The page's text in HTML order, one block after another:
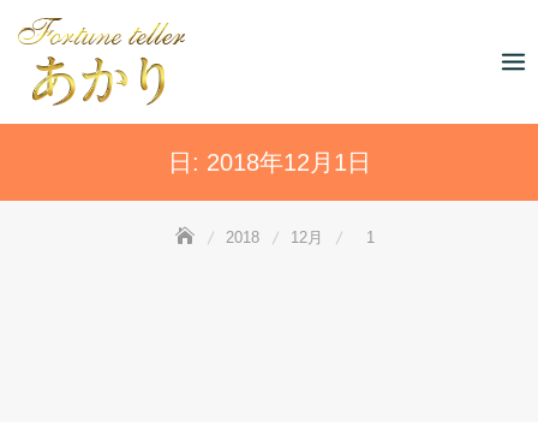
content
日: 2018年12月1日
2018 12月 1